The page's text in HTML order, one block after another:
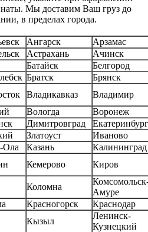
Мы доставим Ваш груз до
в пределах города.
Ангарск
Арзамас
Астрахань
Ачинск
Батайск
Белгород
Братск
Брянск
Владикавказ
Владимир
Вологда
Воронеж
Димитровград
Екатеринбург
Златоуст
Иваново
Ола Казань
Калининград
Кемерово Киров
Коломна
Амуре
Красногорск
Краснодар
Кызыл
Ленинск-
Кузнецкий